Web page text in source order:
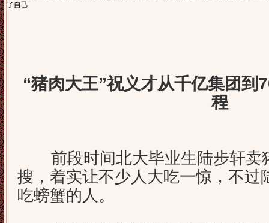
了自己
“猪肉大王”祝义才从千亿集团到
程
前段时间北大毕业生陆步轩卖
搜，着实让不少人大吃一惊，不过
吃螃蟹的人。